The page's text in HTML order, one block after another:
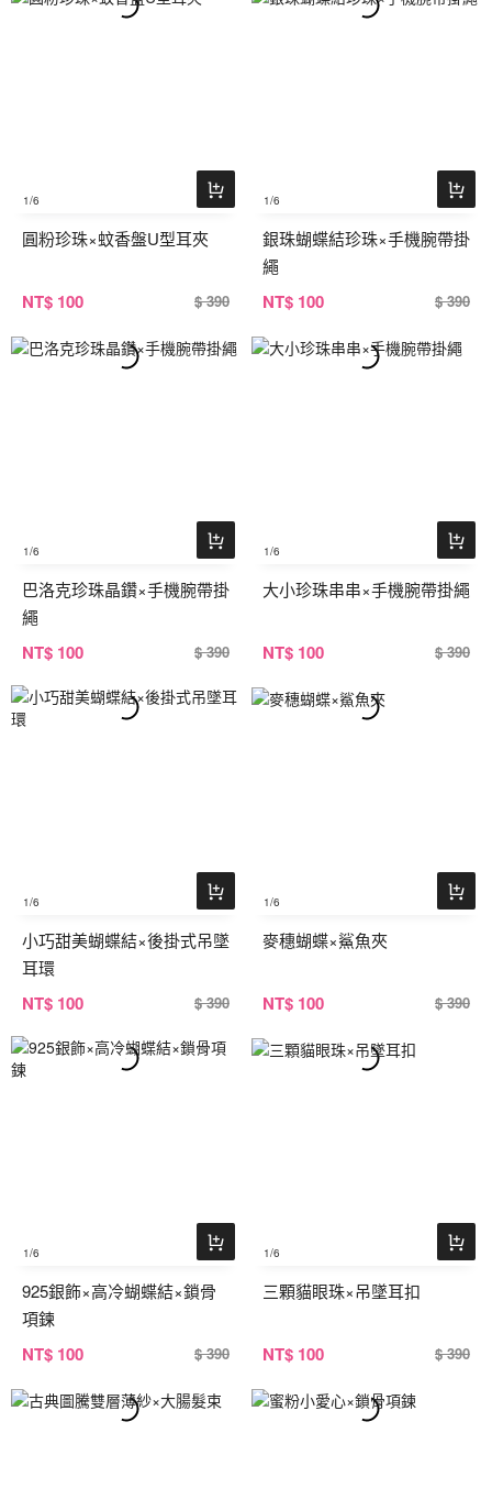
1/6
圓粉珍珠×蚊香盤U型耳夾
NT$ 100 $ 390
1/6
銀珠蝴蝶結珍珠×手機腕帶掛
繩
NT$ 100 $ 390
1/6
巴洛克珍珠晶鑽×手機腕帶掛
繩
NT$ 100 $ 390
1/6
大小珍珠串串×手機腕帶掛繩
NT$ 100 $ 390
1/6
小巧甜美蝴蝶結×後掛式吊墜
耳環
NT$ 100 $ 390
1/6
麥穗蝴蝶×鯊魚夾
NT$ 100 $ 390
1/6
925銀飾×高冷蝴蝶結×鎖骨
項鍊
NT$ 100 $ 390
1/6
三顆貓眼珠×吊墜耳扣
NT$ 100 $ 390